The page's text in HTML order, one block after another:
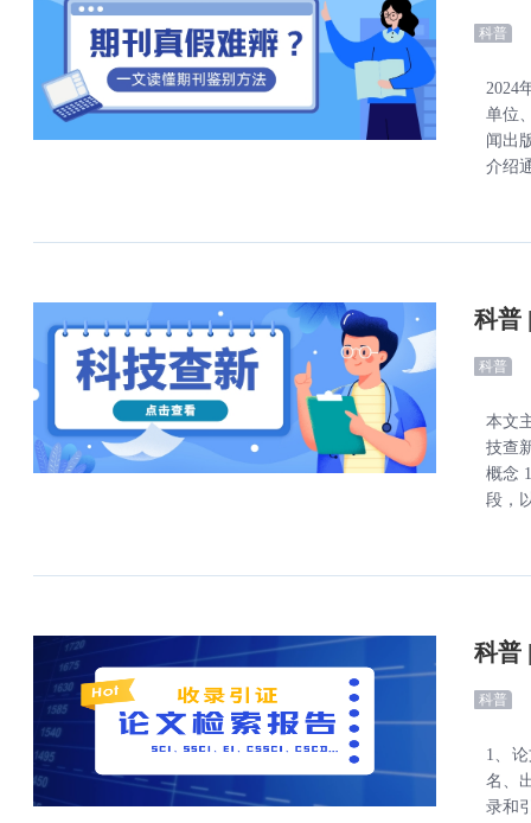
科普
2024
单位
闻出
介绍
科普
科普
本文
技查
概念
段，
科普
科普
1、
名、
录和